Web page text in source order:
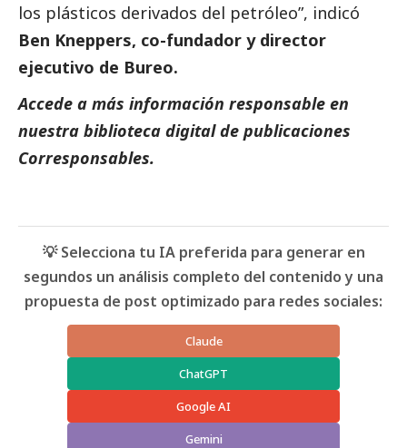
los plásticos derivados del petróleo”, indicó
Ben Kneppers, co-fundador y director
ejecutivo de Bureo.
Accede a más información responsable en
nuestra biblioteca digital de publicaciones
Corresponsables.
💡 Selecciona tu IA preferida para generar en
segundos un análisis completo del contenido y una
propuesta de post optimizado para redes sociales:
Claude
ChatGPT
Google AI
Gemini